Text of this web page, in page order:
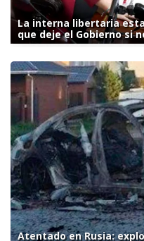
La interna libertaria
que deje el Gobierno si
Atentado en Rusia: